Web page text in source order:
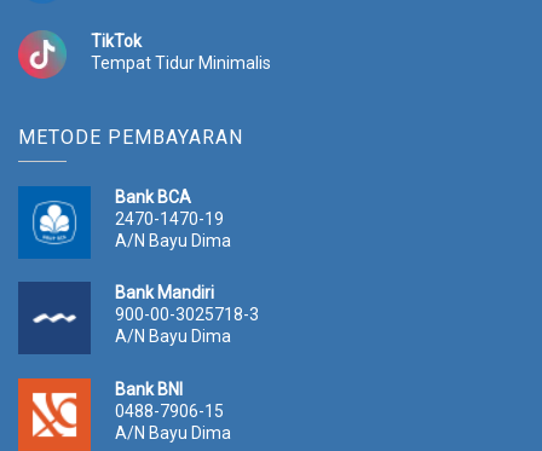
TikTok
Tempat Tidur Minimalis
METODE PEMBAYARAN
Bank BCA
2470-1470-19
A/N Bayu Dima
Bank Mandiri
900-00-3025718-3
A/N Bayu Dima
Bank BNI
0488-7906-15
A/N Bayu Dima